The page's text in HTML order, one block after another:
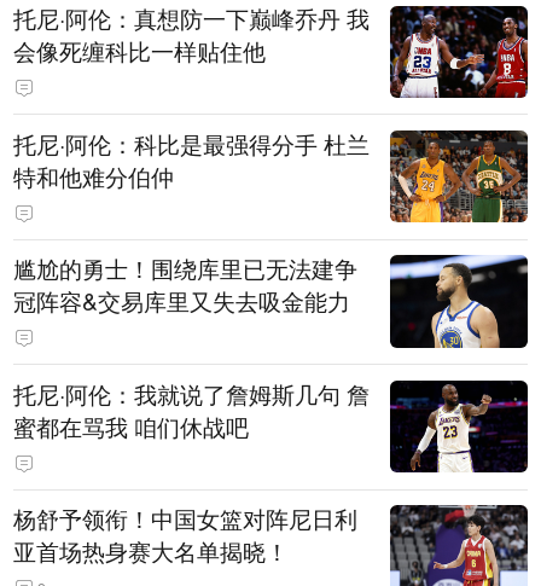
托尼·阿伦：真想防一下巅峰乔丹 我
会像死缠科比一样贴住他
托尼·阿伦：科比是最强得分手 杜兰
特和他难分伯仲
尴尬的勇士！围绕库里已无法建争
冠阵容&交易库里又失去吸金能力
托尼·阿伦：我就说了詹姆斯几句 詹
蜜都在骂我 咱们休战吧
杨舒予领衔！中国女篮对阵尼日利
亚首场热身赛大名单揭晓！